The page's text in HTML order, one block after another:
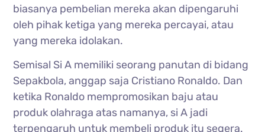
biasanya pembelian mereka akan dipengaruhi
oleh pihak ketiga yang mereka percayai, atau
yang mereka idolakan.
Semisal Si A memiliki seorang panutan di bidang
Sepakbola, anggap saja Cristiano Ronaldo. Dan
ketika Ronaldo mempromosikan baju atau
produk olahraga atas namanya, si A jadi
terpengaruh untuk membeli produk itu segera.